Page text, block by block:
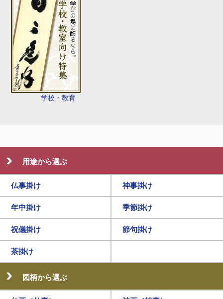
学校・教育
用途から選ぶ
仏事掛け 神事掛け
年中掛け 季節掛け
祝儀掛け 節句掛け
茶掛け
図柄から選ぶ